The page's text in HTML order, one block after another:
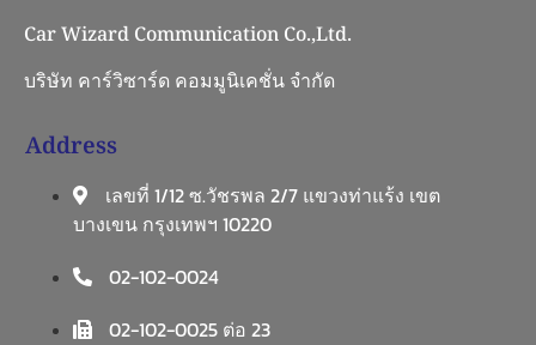
Car Wizard Communication Co.,Ltd.
บริษัท คาร์วิซาร์ด คอมมูนิเคชั่น จำกัด
Address
เลขที่ 1/12 ซ.วัชรพล 2/7 แขวงท่าแร้ง เขต
บางเขน กรุงเทพฯ 10220
02-102-0024
02-102-0025 ต่อ 23